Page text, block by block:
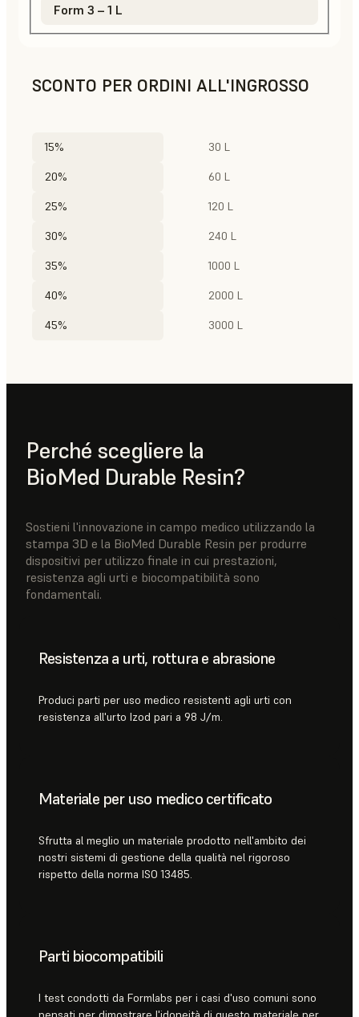
Form 3 – 1 L
SCONTO PER ORDINI ALL'INGROSSO
15% 30 L
20% 60 L
25% 120 L
30% 240 L
35% 1000 L
40% 2000 L
45% 3000 L
Perché scegliere la
BioMed Durable Resin?
Sostieni l'innovazione in campo medico utilizzando la
stampa 3D e la BioMed Durable Resin per produrre
dispositivi per utilizzo finale in cui prestazioni,
resistenza agli urti e biocompatibilità sono
fondamentali.
Resistenza a urti, rottura e abrasione
Produci parti per uso medico resistenti agli urti con
resistenza all'urto Izod pari a 98 J/m.
Materiale per uso medico certificato
Sfrutta al meglio un materiale prodotto nell'ambito dei
nostri sistemi di gestione della qualità nel rigoroso
rispetto della norma ISO 13485.
Parti biocompatibili
I test condotti da Formlabs per i casi d'uso comuni sono